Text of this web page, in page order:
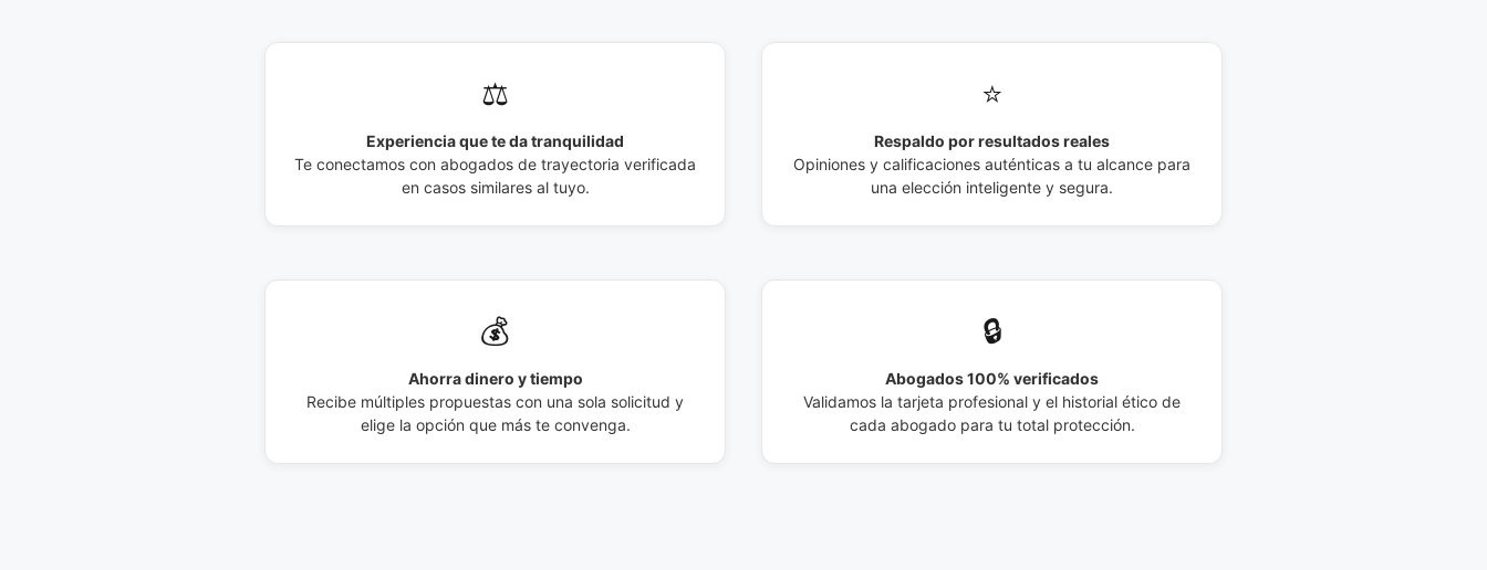
⚖️
Experiencia que te da tranquilidad
Te conectamos con abogados de trayectoria verificada
en casos similares al tuyo.
⭐
Respaldo por resultados reales
Opiniones y calificaciones auténticas a tu alcance para
una elección inteligente y segura.
💰
Ahorra dinero y tiempo
Recibe múltiples propuestas con una sola solicitud y
elige la opción que más te convenga.
🔒
Abogados 100% verificados
Validamos la tarjeta profesional y el historial ético de
cada abogado para tu total protección.